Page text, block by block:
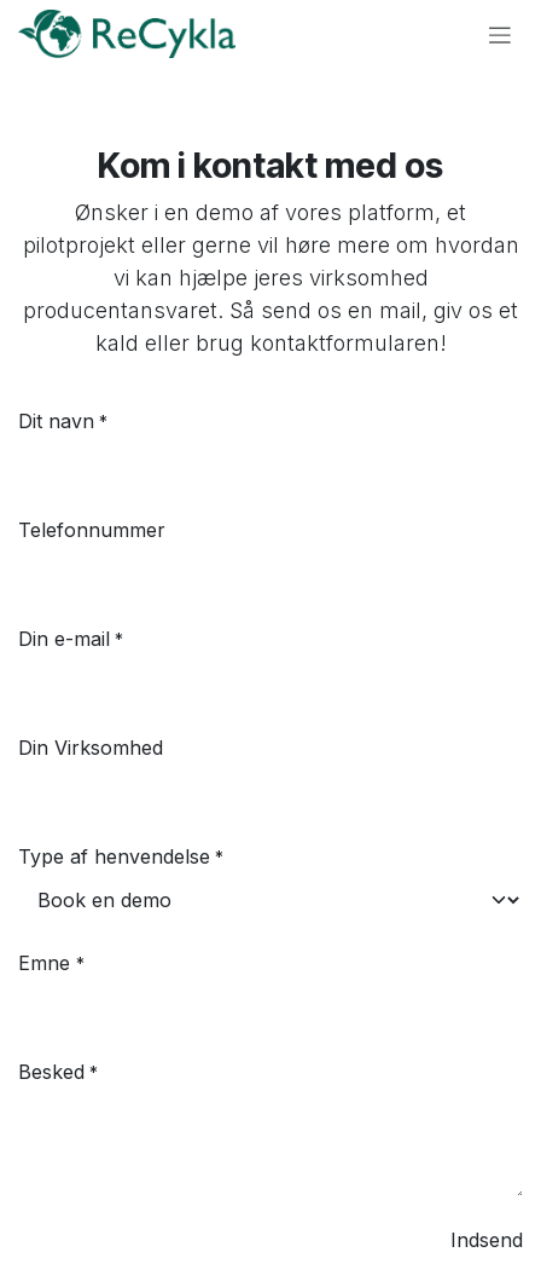
Skip to Content
Kom i kontakt med os
Ønsker i en demo af vores platform, et
pilotprojekt eller gerne vil høre mere om hvordan
vi kan hjælpe jeres virksomhed
producentansvaret. Så send os en mail, giv os et
kald eller brug kontaktformularen!
Dit navn *
Telefonnummer
Din e-mail *
Din Virksomhed
Type af henvendelse *
Emne *
Besked *
Indsend